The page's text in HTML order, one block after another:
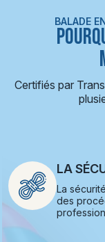
BALADE
Certifiés par
LA
La
des